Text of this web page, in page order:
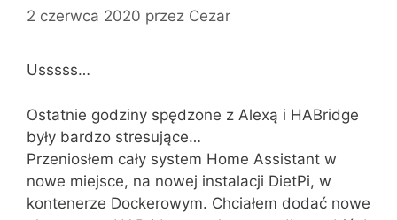
2 czerwca 2020 przez Cezar
Usssss…
Ostatnie godziny spędzone z Alexą i HABridge
były bardzo stresujące…
Przeniosłem cały system Home Assistant w
nowe miejsce, na nowej instalacji DietPi, w
kontenerze Dockerowym. Chciałem dodać nowe